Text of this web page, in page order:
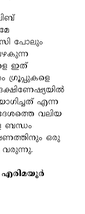
പോലും
ഇത്
ഗ്രൂപ്പുകളെ
എന്ന
വലിയ
ബന്ധം
ഒരു
വരുന്നു.
എരിമയൂർ